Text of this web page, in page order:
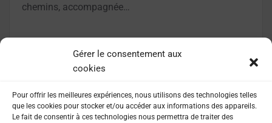
Gérer le consentement aux
cookies
Pour offrir les meilleures expériences, nous utilisons des technologies telles
que les cookies pour stocker et/ou accéder aux informations des appareils.
Le fait de consentir à ces technologies nous permettra de traiter des
chemins, accompagnée…
LIRE LA SUITE